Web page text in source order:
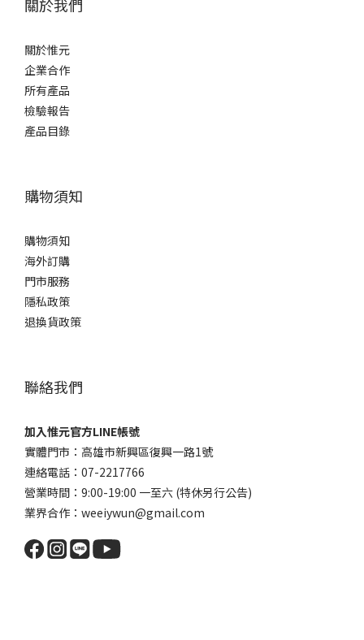
關於我們
關於惟元
企業合作
所有產品
檢驗報告
產品目錄
購物須知
購物須知
海外訂購
門市服務
隱私政策
退換貨政策
聯絡我們
加入惟元官方LINE帳號
實體門市：高雄市新興區復興一路1號
連絡電話：07-2217766
營業時間：9:00-19:00 一至六 (特休另行公告)
業界合作：weeiywun@gmail.com